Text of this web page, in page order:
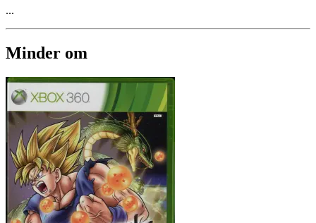
...
Minder om